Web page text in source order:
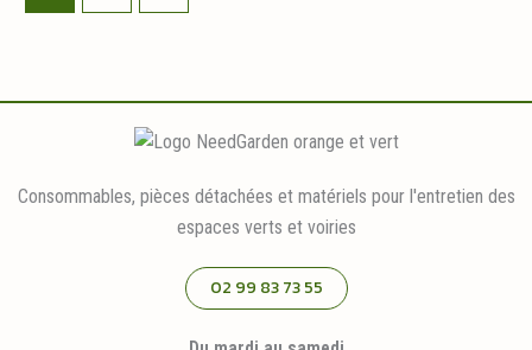
Consommables, pièces détachées et matériels pour l'entretien des
espaces verts et voiries
02 99 83 73 55